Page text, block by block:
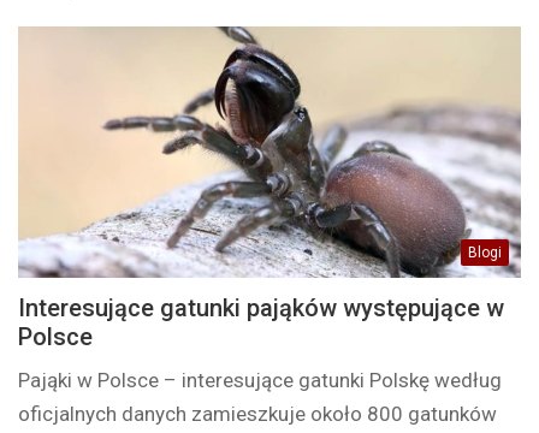
Blogi
Interesujące gatunki pająków występujące w
Polsce
Pająki w Polsce – interesujące gatunki Polskę według
oficjalnych danych zamieszkuje około 800 gatunków